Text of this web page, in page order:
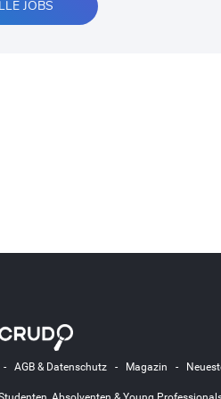
JOBS
- AGB & Datenschutz- Magazin -